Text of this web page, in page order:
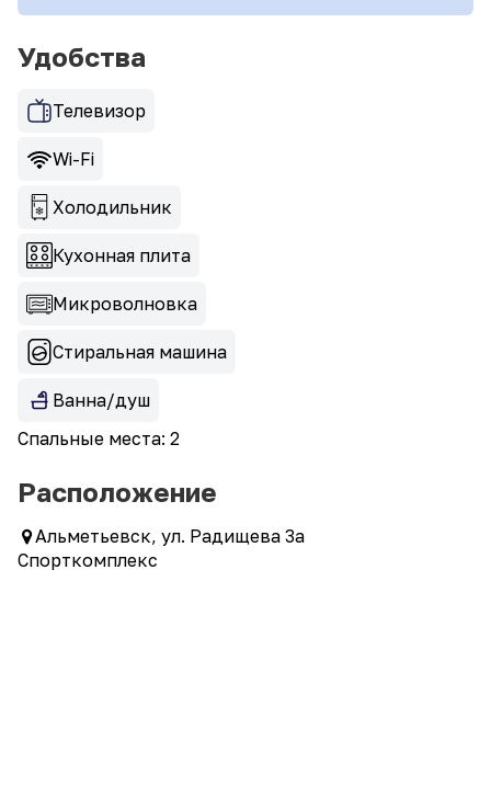
Удобства
Телевизор
Wi-Fi
Холодильник
Кухонная плита
Микроволновка
Стиральная машина
Ванна/душ
Спальные места: 2
Расположение
Альметьевск, ул. Радищева 3а
Спорткомплекс